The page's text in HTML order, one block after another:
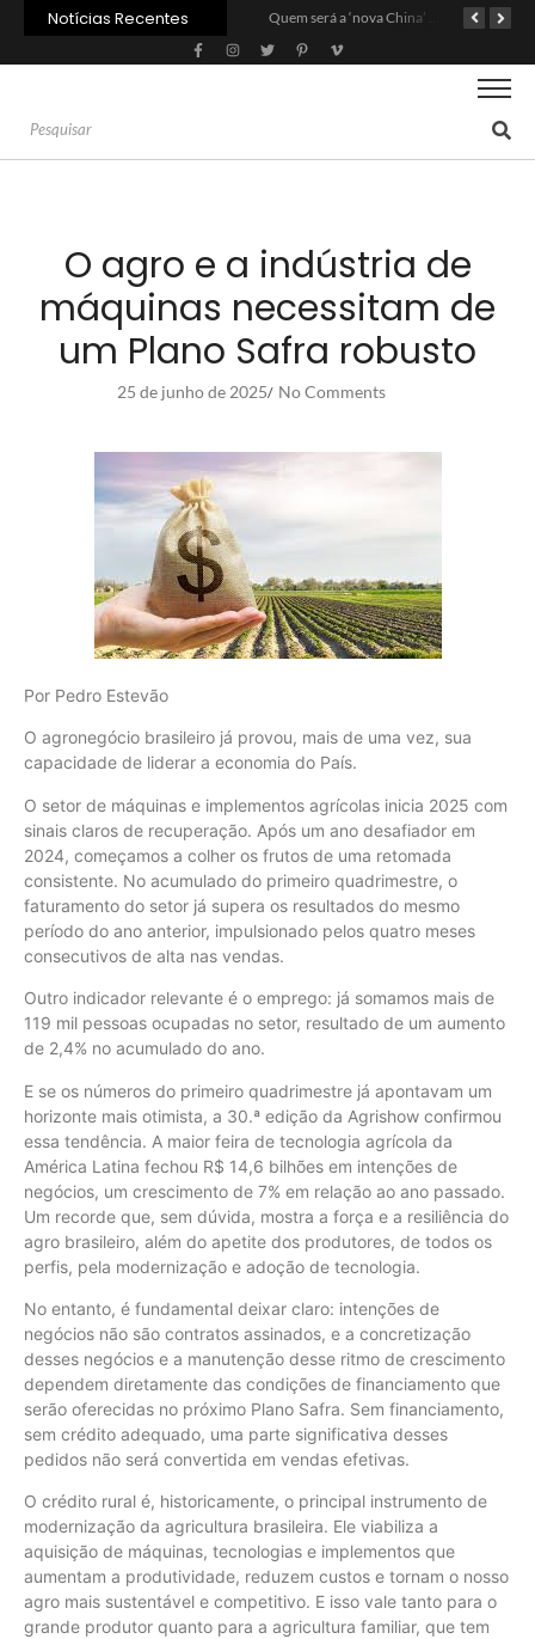
Notícias Recentes Quem será a ‘nova China’ do agro quando o apetite de Pequim acabar?
O agro e a indústria de
máquinas necessitam de
um Plano Safra robusto
25 de junho de 2025/ No Comments
Por Pedro Estevão
O agronegócio brasileiro já provou, mais de uma vez, sua
capacidade de liderar a economia do País.
O setor de máquinas e implementos agrícolas inicia 2025 com
sinais claros de recuperação. Após um ano desafiador em
2024, começamos a colher os frutos de uma retomada
consistente. No acumulado do primeiro quadrimestre, o
faturamento do setor já supera os resultados do mesmo
período do ano anterior, impulsionado pelos quatro meses
consecutivos de alta nas vendas.
Outro indicador relevante é o emprego: já somamos mais de
119 mil pessoas ocupadas no setor, resultado de um aumento
de 2,4% no acumulado do ano.
E se os números do primeiro quadrimestre já apontavam um
horizonte mais otimista, a 30.ª edição da Agrishow confirmou
essa tendência. A maior feira de tecnologia agrícola da
América Latina fechou R$ 14,6 bilhões em intenções de
negócios, um crescimento de 7% em relação ao ano passado.
Um recorde que, sem dúvida, mostra a força e a resiliência do
agro brasileiro, além do apetite dos produtores, de todos os
perfis, pela modernização e adoção de tecnologia.
No entanto, é fundamental deixar claro: intenções de
negócios não são contratos assinados, e a concretização
desses negócios e a manutenção desse ritmo de crescimento
dependem diretamente das condições de financiamento que
serão oferecidas no próximo Plano Safra. Sem financiamento,
sem crédito adequado, uma parte significativa desses
pedidos não será convertida em vendas efetivas.
O crédito rural é, historicamente, o principal instrumento de
modernização da agricultura brasileira. Ele viabiliza a
aquisição de máquinas, tecnologias e implementos que
aumentam a produtividade, reduzem custos e tornam o nosso
agro mais sustentável e competitivo. E isso vale tanto para o
grande produtor quanto para a agricultura familiar, que tem